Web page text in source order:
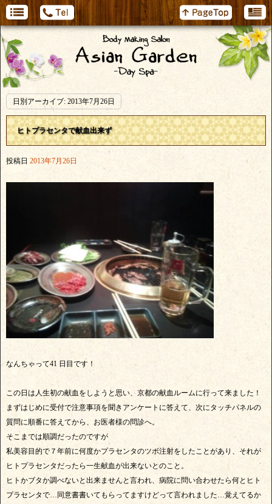
日別アーカイブ: 2013年7月26日
ヒトプラセンタで献血出来ず
投稿日 2013年7月26日
なんちゃって41 日目です！
この日は人生初の献血をしようと思い、京都の献血ルームに行って来ました！
まずはじめに受付で注意事項を聞きアンケートに答えて、次にタッチパネルの
質問に順番に答えてから、お医者様の問診へ。
そこまでは順調だったのですが
私美容目的で７年前に何度かプラセンタのツボ注射をしたことがあり、それが
ヒトプラセンタだったら一生献血が出来ないとのこと。
ヒトかブタか調べないと出来ませんと言われ、病院に問い合わせたら何とヒト
プラセンタで…同意書書いてもらってますけどって言われました…覚えてるか